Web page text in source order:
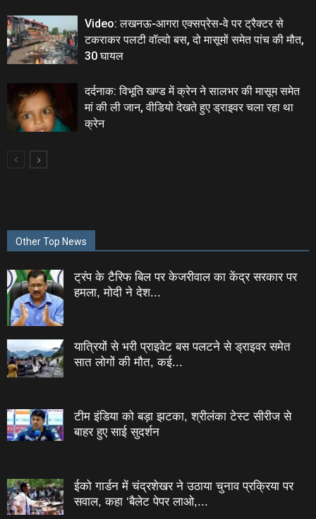
Video: लखनऊ-आगरा एक्सप्रेस-वे पर ट्रैक्टर से
टकराकर पलटी वॉल्वो बस, दो मासूमों समेत पांच की मौत,
30 घायल
दर्दनाक: विभूति खण्‍ड में क्रेन ने सालभर की मासूम समेत
मां की ली जान, वीडियो देखते हुए ड्राइवर चला रहा था
क्रेन
Other Top News
ट्रंप के टैरिफ बिल पर केजरीवाल का केंद्र सरकार पर
हमला, मोदी ने देश...
यात्रियों से भरी प्राइवेट बस पलटने से ड्राइवर समेत
सात लोगों की मौत, कई...
टीम इंडिया को बड़ा झटका, श्रीलंका टेस्ट सीरीज से
बाहर हुए साई सुदर्शन
ईको गार्डन में चंद्रशेखर ने उठाया चुनाव प्रक्रिया पर
सवाल, कहा ‘बैलेट पेपर लाओ,...